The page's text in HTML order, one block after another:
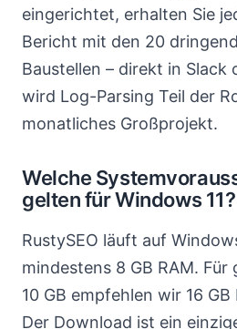
eingerichtet, erhalten Sie
Bericht mit den 20
Baustellen – direkt in Slack
wird Log-Parsing Teil der
monatliches Großprojekt.
Welche
gelten für Windows 11?
RustySEO läuft auf
mindestens 8 GB RAM.
10 GB empfehlen wir 16 GB
Der Download ist ein